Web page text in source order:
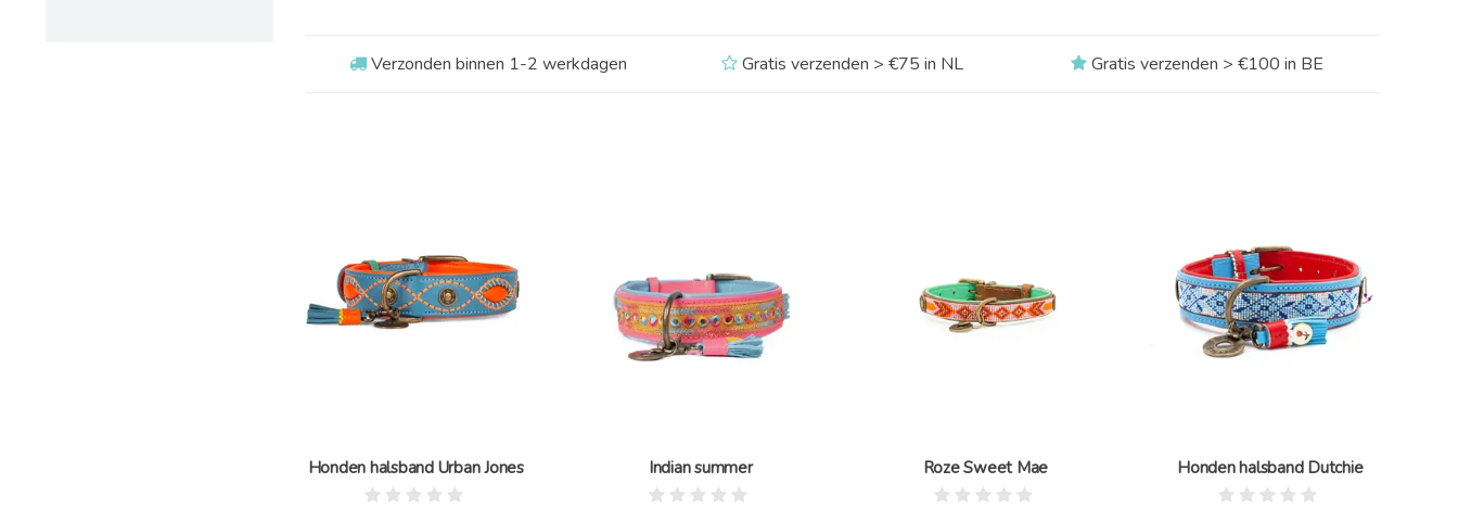
Verzonden binnen 1-2 werkdagen Gratis verzenden > €75 in NL Gratis verzenden > €100 in BE
Honden halsband Urban Jones Indian summer Roze Sweet Mae Honden halsband Dutchie